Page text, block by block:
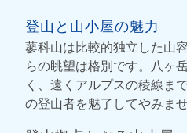
登山と山小屋の魅力
蓼科山は比較的独立した山
らの眺望は格別です。八ヶ
く、遠くアルプスの稜線ま
の登山者を魅了してやみませ